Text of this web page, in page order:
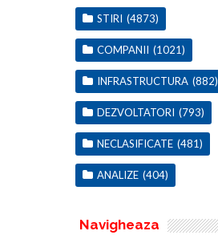
STIRI (4873)
COMPANII (1021)
INFRASTRUCTURA (882)
DEZVOLTATORI (793)
NECLASIFICATE (481)
ANALIZE (404)
Navigheaza